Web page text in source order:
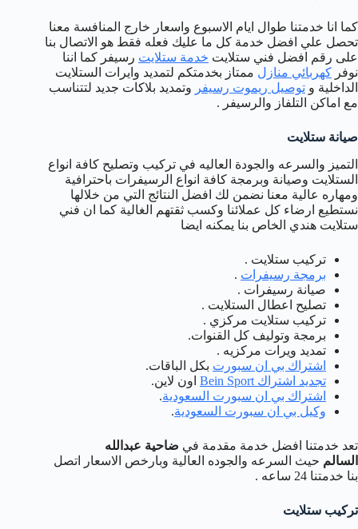
كما انا خدمتنا طوال ايام الاسبوع واسعار خارج المنافسة معنا
تحصل علي افضل خدمة كل ما عليك فعله فقط هو الاتصال بنا
على رقم افضل فني ستلايت خدمة ستلايت رسيفر كما اننا
نوفر كهربائي منازل ممتاز بخدمتكم لتمديد وايرات الستلايت
الداخلية و توصيل ريموت رسيفر وتمديد بلاكات جديد لتتناسب
مع اماكن التلفاز والرسيفر .
صيانة ستلايت
التميز والسرعه والجودة العاليه في تركيب وتصليح كافة انواع
الستلايت وصيانة وبرمجة كافة انواع الرسيفرات باحترافية
ومهاره عالية معنا نضمن لك افضل النتائج التي من خلالها
نستطيع ارضاء كل عملائنا وكسب ثقتهم الغالية كما ان فني
ستلايت هندي الخاص بنا يمكنه ايضا
تركيب ستلايت .
برمجة رسيفرات .
صيانة رسيفرات .
تصليح اعطال الستلايت .
تركيب ستلايت مركزي .
برمجة وتوليف كل القنوات.
تمديد ويرات مركزيه .
اشتراك بي ان سبورت بكل الباقات.
تجديد اشتراك Bein Sport
اون لاين.
اشتراك بي ان سبورت السعودية.
وكيل بي ان سبورت السعودية.
تعد خدمتنا افضل خدمة مقدمة في ضاحية عبدالله
السالم حيث السرعه والجوده العالية وبارخص الاسعار اتصل
بنا خدمتنا 24 ساعه .
تركيب ستلايت